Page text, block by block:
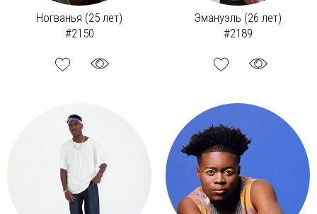
Ногванья (25 лет)
#2150
Эмануэль (26 лет)
#2189